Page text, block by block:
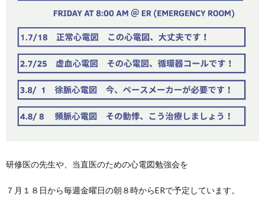
研修医の先生や、当直医のための心電図勉強会を
７月１８日から毎週金曜日の朝８時からERで予定しています。